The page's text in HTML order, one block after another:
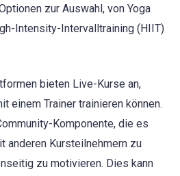
zur Auswahl, von Yoga
Intensity-Intervalltraining (HIIT)
bieten Live-Kurse an,
einem Trainer trainieren können.
Komponente, die es
anderen Kursteilnehmern zu
zu motivieren. Dies kann